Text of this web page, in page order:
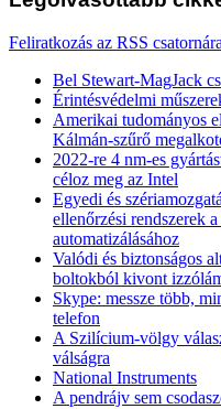
Feliratkozás az RSS csatornára
Bel Stewart-MagJack
Érintésvédelmi
Amerikai tudományos
Kálmán-szűrő
2022-re 4 nm-es
céloz meg az Intel
Egyedi és
ellenőrzési rendszerek
automatizálásához
Valódi és biztonságos
boltokból kivont
Skype: messze több,
telefon
A Szilícium-völgy
válságra
National Instruments
A pendrájv sem